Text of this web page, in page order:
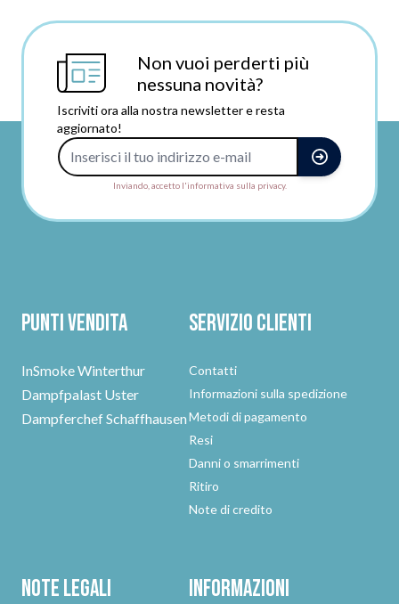
Non vuoi perderti più
nessuna novità?
Iscriviti ora alla nostra newsletter e resta
aggiornato!
Inviando, accetto l'informativa sulla privacy.
Punti vendita
InSmoke Winterthur
Dampfpalast Uster
Dampferchef Schaffhausen
Servizio clienti
Contatti
Informazioni sulla spedizione
Metodi di pagamento
Resi
Danni o smarrimenti
Ritiro
Note di credito
Note legali Informazioni